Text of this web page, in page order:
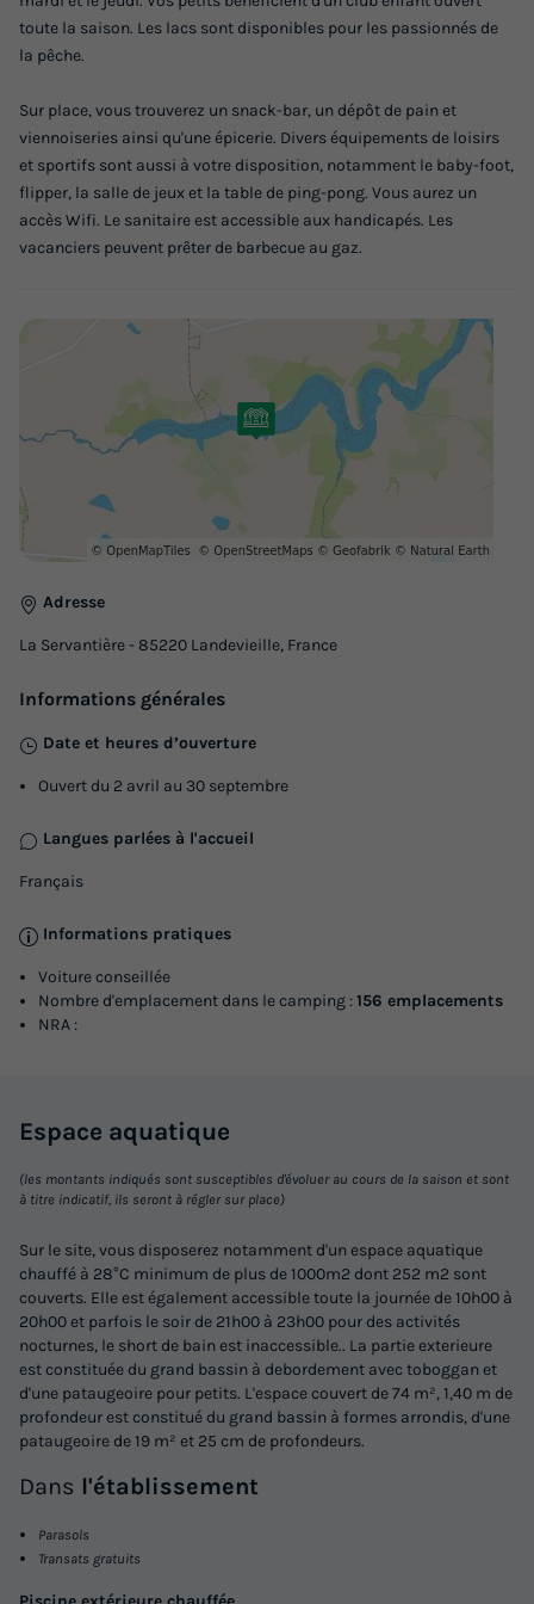
MOBILHOME 6 personnes - PMR 5/6 pers 2 ch
du
Meilleur prix pour 7 nuits
259 €
233,10 €
-10%
d'économie
MOBILHOME 5 personnes - MALAGA
Annulation gratuite
Surface Adultes Enfants Chambres
MOBILHOME 5 personnes - MALAGA
du14/09/2026
Meilleur prix pour 7 nuits
245,70 €
-10%
d'économie
MOBILHOME 8 personnes - IRM 3 ch avec
terrasse couverte
Annulation gratuite Récent
Surface Adultes
Terrasse couverte
Réfrigérateur Salon de jardin
toute la saison. Les lacs sont disponibles pour les passionnés de
la pêche.
Sur place, vous trouverez un snack-bar, un dépôt de pain et
viennoiseries ainsi qu'une épicerie. Divers équipements de loisirs
et sportifs sont aussi à votre disposition, notamment le baby-foot,
flipper, la salle de jeux et la table de ping-pong. Vous aurez un
accès Wifi. Le sanitaire est accessible aux handicapés. Les
vacanciers peuvent prêter de barbecue au gaz.
Adresse
La Servantière - 85220 Landevieille, France
Informations générales
Date et heures d’ouverture
Ouvert du 2 avril au 30 septembre
Langues parlées à l'accueil
Français
Informations pratiques
Voiture conseillée
Nombre d'emplacement dans le camping :156 emplacements
NRA :
Espace aquatique
(les montants indiqués sont susceptibles d'évoluer au cours de la saison et sont
à titre indicatif, ils seront à régler sur place)
Sur le site, vous disposerez notamment d'un espace aquatique
chauffé à 28°C minimum de plus de 1000m2 dont 252 m2 sont
couverts. Elle est également accessible toute la journée de 10h00 à
20h00 et parfois le soir de 21h00 à 23h00 pour des activités
nocturnes, le short de bain est inaccessible.. La partie exterieure
est constituée du grand bassin à debordement avec toboggan et
d'une pataugeoire pour petits. L'espace couvert de 74 m², 1,40 m de
profondeur est constitué du grand bassin à formes arrondis, d'une
pataugeoire de 19 m² et 25 cm de profondeurs.
Dans l'établissement
Parasols
Transats gratuits